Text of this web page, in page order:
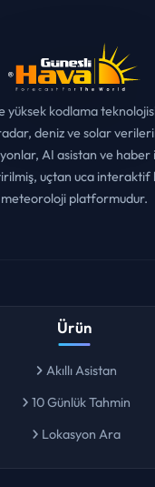
yüksek kodlama
deniz ve solar
AI asistan ve haber
uçtan uca interaktif
Ürün